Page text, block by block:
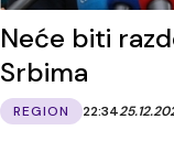
Neće biti
Srbima
REGION 22:34